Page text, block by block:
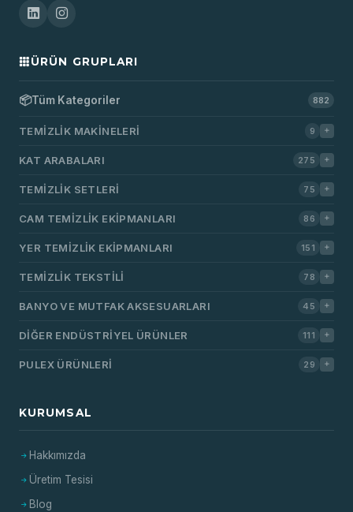
ÜRÜN GRUPLARI
📦Tüm Kategoriler 882
TEMIZLIK MAKINELERI 9
KAT ARABALARI 275
TEMIZLIK SETLERI 75
CAM TEMIZLIK EKIPMANLARI 86
YER TEMIZLIK EKIPMANLARI 151
TEMIZLIK TEKSTILI 78
BANYO VE MUTFAK AKSESUARLARI 45
DIĞER ENDÜSTRIYEL ÜRÜNLER 111
PULEX ÜRÜNLERI 29
KURUMSAL
Hakkımızda
Üretim Tesisi
Blog